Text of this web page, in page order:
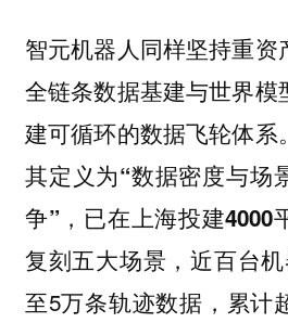
智元机器人同样坚持重资
全链条数据基建与世界模
建可循环的数据飞轮体系
其定义为“数据密度与场
争”， 已在上海投建4000
复刻五大场景，近百台
至5万条轨迹数据，累计